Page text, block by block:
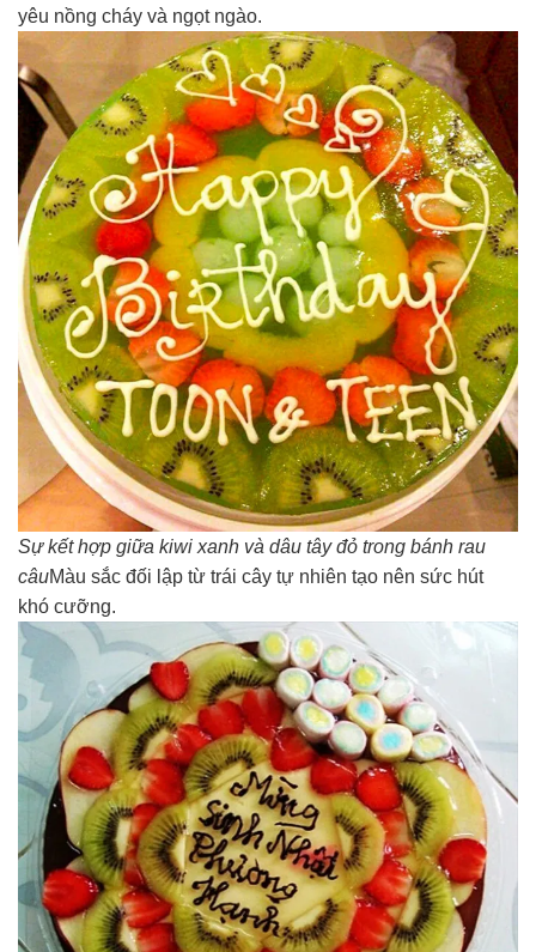
yêu nồng cháy và ngọt ngào.
Sự kết hợp giữa kiwi xanh và dâu tây đỏ trong bánh rau
câuMàu sắc đối lập từ trái cây tự nhiên tạo nên sức hút
khó cưỡng.